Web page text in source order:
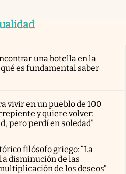
una botella en la
es fundamental saber
vivir en un pueblo de 100
y quiere volver:
pero perdí en soledad”
filósofo griego: “La
disminución de las
de los deseos”